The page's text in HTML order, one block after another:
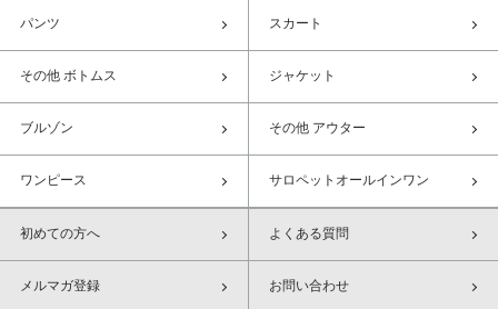
パンツ スカート
その他 ボトムス ジャケット
ブルゾン その他 アウター
ワンピース サロペットオールインワン
初めての方へ よくある質問
メルマガ登録 お問い合わせ